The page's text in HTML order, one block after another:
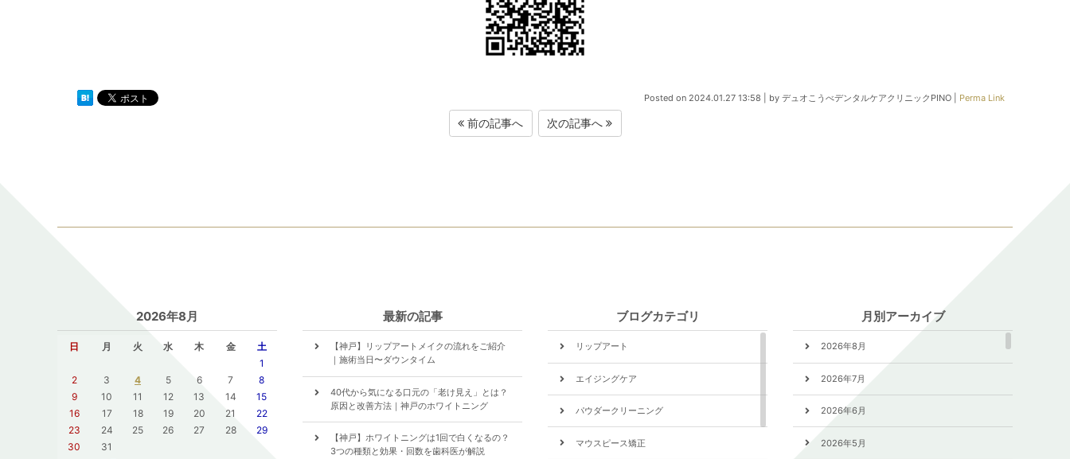
Posted on 2024.01.27 13:58 by デュオこうべデンタルケアクリニックPINO| Perma Link
前の記事へ 次の記事へ
2026年8月
日 月 火 水 木 金 土
1
2
3 4 5 6 7
8
9
10 11 12 13 14
15
16
17 18 19 20 21
22
23
24 25 26 27 28
29
30
31
最新の記事
【神戸】リップアートメイクの流れをご紹介
｜施術当日〜ダウンタイム
40代から気になる口元の「老け見え」とは？
原因と改善方法｜神戸のホワイトニング
【神戸】ホワイトニングは1回で白くなるの？
3つの種類と効果・回数を歯科医が解説
ブログカテゴリ
リップアート
エイジングケア
パウダークリーニング
マウスピース矯正
月別アーカイブ
2026年8月
2026年7月
2026年6月
2026年5月